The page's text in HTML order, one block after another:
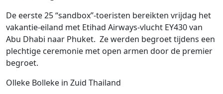
De eerste 25 “sandbox”-toeristen bereikten vrijdag het
vakantie-eiland met Etihad Airways-vlucht EY430 van
Abu Dhabi naar Phuket. Ze werden begroet tijdens een
plechtige ceremonie met open armen door de premier
begroet.
Olleke Bolleke in Zuid Thailand